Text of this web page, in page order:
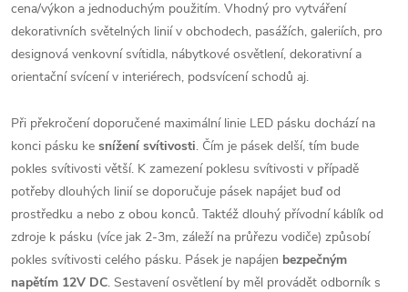
cena/výkon a jednoduchým použitím. Vhodný pro vytváření
dekorativních světelných linií v obchodech, pasážích, galeriích, pro
designová venkovní svítidla, nábytkové osvětlení, dekorativní a
orientační svícení v interiérech, podsvícení schodů aj.
Při překročení doporučené maximální linie LED pásku dochází na
konci pásku ke snížení svítivosti. Čím je pásek delší, tím bude
pokles svítivosti větší. K zamezení poklesu svítivosti v případě
potřeby dlouhých linií se doporučuje pásek napájet buď od
prostředku a nebo z obou konců. Taktéž dlouhý přívodní káblík od
zdroje k pásku (více jak 2-3m, záleží na průřezu vodiče) způsobí
pokles svítivosti celého pásku. Pásek je napájen bezpečným
napětím 12V DC. Sestavení osvětlení by měl provádět odborník s